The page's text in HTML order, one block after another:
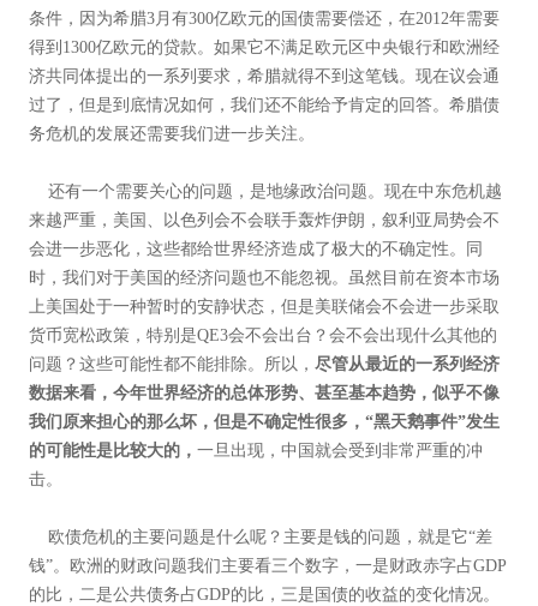
条件，因为希腊3月有300亿欧元的国债需要偿还，在2012年需要
得到1300亿欧元的贷款。如果它不满足欧元区中央银行和欧洲经
济共同体提出的一系列要求，希腊就得不到这笔钱。现在议会通
过了，但是到底情况如何，我们还不能给予肯定的回答。希腊债
务危机的发展还需要我们进一步关注。
还有一个需要关心的问题，是地缘政治问题。现在中东危机越
来越严重，美国、以色列会不会联手轰炸伊朗，叙利亚局势会不
会进一步恶化，这些都给世界经济造成了极大的不确定性。同
时，我们对于美国的经济问题也不能忽视。虽然目前在资本市场
上美国处于一种暂时的安静状态，但是美联储会不会进一步采取
货币宽松政策，特别是QE3会不会出台？会不会出现什么其他的
问题？这些可能性都不能排除。所以，尽管从最近的一系列经济
数据来看，今年世界经济的总体形势、甚至基本趋势，似乎不像
我们原来担心的那么坏，但是不确定性很多，“黑天鹅事件”发生
的可能性是比较大的，一旦出现，中国就会受到非常严重的冲
击。
欧债危机的主要问题是什么呢？主要是钱的问题，就是它“差
钱”。欧洲的财政问题我们主要看三个数字，一是财政赤字占GDP
的比，二是公共债务占GDP的比，三是国债的收益的变化情况。